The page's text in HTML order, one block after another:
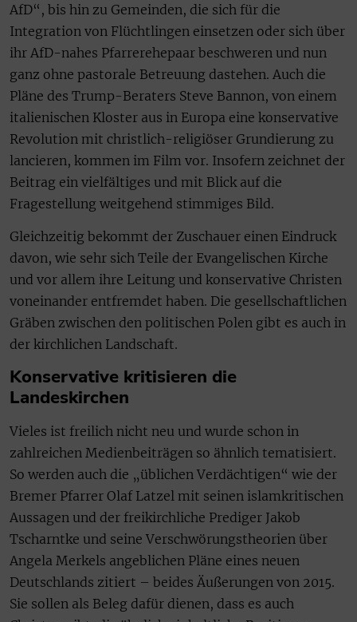
AfD“, bis hin zu Gemeinden, die sich für die
Integration von Flüchtlingen einsetzen oder sich über
ihr AfD-nahes Pfarrerehepaar beschweren und nun
ganz ohne pastorale Betreuung dastehen. Auch die
Pläne des Trump-Beraters Steve Bannon, von einem
italienischen Kloster aus in Europa eine konservative
Revolution mit christlich-religiöser Grundierung zu
lancieren, kommen im Film vor. Insofern zeichnet der
Beitrag ein vielfältiges und mit Blick auf die
Fragestellung weitgehend stimmiges Bild.
Gleichzeitig bekommt der Zuschauer einen Eindruck
davon, wie sehr sich Teile der Evangelischen Kirche
und vor allem ihre Leitung und konservative Christen
voneinander entfremdet haben. Die gesellschaftlichen
Gräben zwischen den politischen Polen gibt es auch in
der kirchlichen Landschaft.
Konservative kritisieren die
Landeskirchen
Vieles ist freilich nicht neu und wurde schon in
zahlreichen Medienbeiträgen so ähnlich tematisiert.
So werden auch die „üblichen Verdächtigen“ wie der
Bremer Pfarrer Olaf Latzel mit seinen islamkritischen
Aussagen und der freikirchliche Prediger Jakob
Tscharntke und seine Verschwörungstheorien über
Angela Merkels angeblichen Pläne eines neuen
Deutschlands zitiert – beides Äußerungen von 2015.
Sie sollen als Beleg dafür dienen, dass es auch